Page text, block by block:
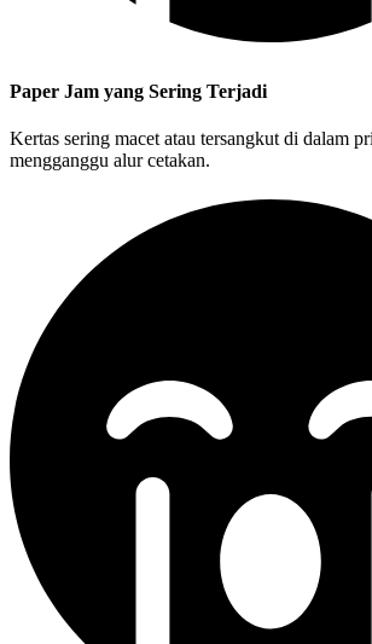
Paper Jam yang Sering Terjadi
Kertas sering macet atau tersangkut di dalam
mengganggu alur cetakan.